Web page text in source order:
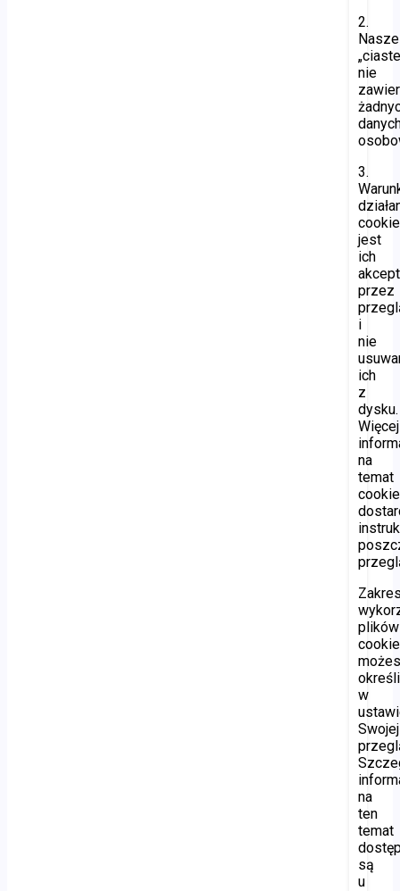
2.
Nasze
nie
3.
jest
ich
przez
i
nie
ich
z
dysku.
Więcej
na
temat
plików
w
Swojej
na
ten
temat
są
u